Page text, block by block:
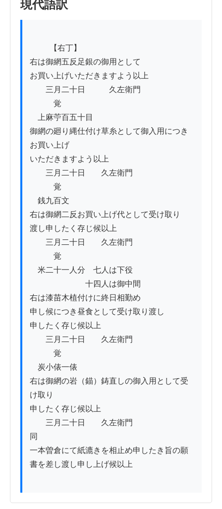
現代語訳
右は御網五反足銀の御用として
お買い上げいただきますよう以上
三月二十日　　　久左衛門
覚
上麻苧百五十目
御網の廻り縄仕付け草糸として御入用につき
お買い上げ
いただきますよう以上
三月二十日　　久左衛門
覚
銭九百文
右は御網二反お買い上げ代として受け取り
渡し申したく存じ候以上
三月二十日　　久左衛門
覚
米二十一人分　七人は下役
十四人は御中間
右は漆苗木植付けに終日相勤め
申し候につき昼食として受け取り渡し
申したく存じ候以上
三月二十日　　久左衛門
覚
炭小俵一俵
右は御網の岩（錨）鋳直しの御入用として受
け取り
申したく存じ候以上
三月二十日　　久左衛門
同
一本曽倉にて紙漉きを相止め申したき旨の願
書を差し渡し申し上げ候以上